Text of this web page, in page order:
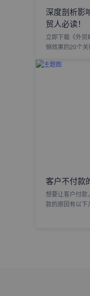
深度剖析影
贸人必读！
立即下载《外贸
销效果的20个关
客户不付款
想要让客户付款
款的原因有以下